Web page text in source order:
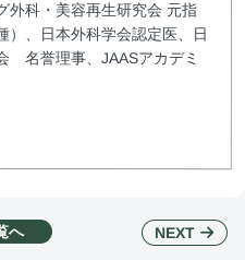
外科・美容再生研究会 元指
）、日本外科学会認定医、日
名誉理事、JAASアカデミ
へ NEXT